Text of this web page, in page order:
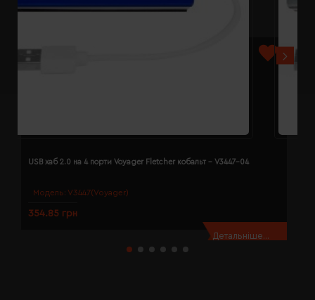
Модель: V3447(Voyager)
USB хаб 2.0 на 4 порти Voyager Fletcher кобальт - V3447-04
354.85 грн
Детальніше...